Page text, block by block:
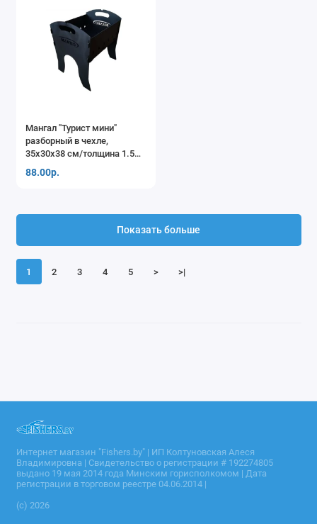
Мангал "Турист мини"
разборный в чехле,
35x30x38 см/толщина 1.5
88.00р.
1 2 3 4 5 > >|
Показать больше
Интернет магазин "Fishers.by" | ИП Колтуновская Алеся
Владимировна | Свидетельство о регистрации # 192274805
выдано 19 мая 2014 года Минским горисполкомом | Дата
регистрации в торговом реестре 04.06.2014 |
(c) 2026